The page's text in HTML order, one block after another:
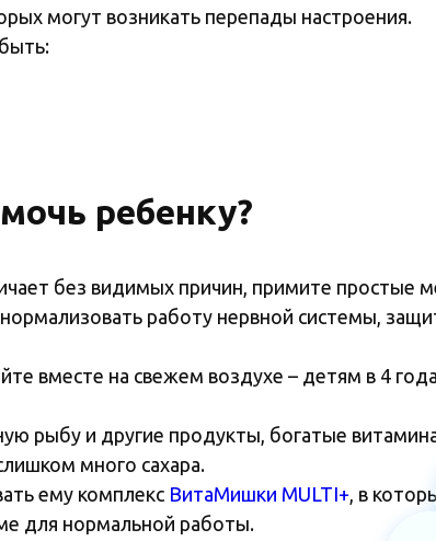
могут возникать перепады настроения.
ребенку?
без видимых причин, примите простые
работу нервной системы,
вместе на свежем воздухе – детям в 4
рыбу и другие продукты, богатые
много сахара.
ему комплекс ВитаМишки MULTI+, в
для нормальной работы.